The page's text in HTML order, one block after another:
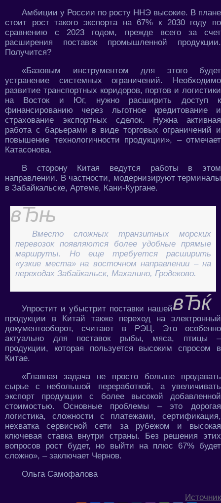
Амбиции у России по росту ННЭ высокие. В плане
стоит рост такого экспорта на 67% к 2030 году по
сравнению с 2023 годом, прежде всего за счет
расширения поставок промышленной продукции.
Получится?
«Базовым инструментом для этого будет
устранение системных ограничений. Необходимо
развитие транспортных коридоров, портов и логистики
на Восток и Юг, нужно расширить доступ к
финансированию через льготное кредитование и
страхование экспортных сделок. Нужна активная
работа с барьерами в виде торговых ограничений и
повышение технологичности продукции», – отмечает
Катасонова.
В сторону Китая ведутся работы в этом
направлении. В частности, модернизируют терминалы
в Забайкальске, Артеме, Кани-Кургане.
Вместо сложных транзитных морских
перевозок появляются более удобные прямые
маршруты. Но еще требуется расширить
«узкие места» на восточном направлении – на
переходах Забайкальск, Махалино, Гродеково.
Упростит и убыстрит поставки нашей
продукции в Китай также переход на электронный
документооборот, считают в РЭЦ. Это особенно
актуально для поставок рыбы, мяса, птицы –
продукции, которая пользуется высоким спросом в
Китае.
«Главная задача не просто больше продавать
сырье с небольшой переработкой, а увеличивать
экспорт продукции с более высокой добавленной
стоимостью. Основные проблемы – это дорогая
логистика, сложности с платежами, сертификация,
нехватка сервисной сети за рубежом и высокая
ключевая ставка внутри страны. Без решения этих
вопросов рост будет, но выйти на плюс 67% будет
сложно», – заключает Чернов.
Ольга Самофалова
Источник